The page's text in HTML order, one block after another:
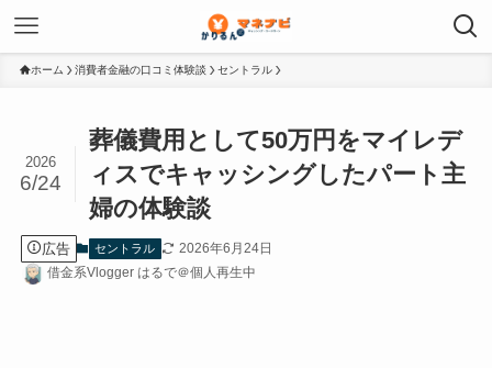
ホーム 消費者金融の口コミ体験談 セントラル
葬儀費用として50万円をマイレデ
ィスでキャッシングしたパート主
婦の体験談
2026
6/24
広告 セントラル
2026年6月24日
借金系Vlogger はるで＠個人再生中